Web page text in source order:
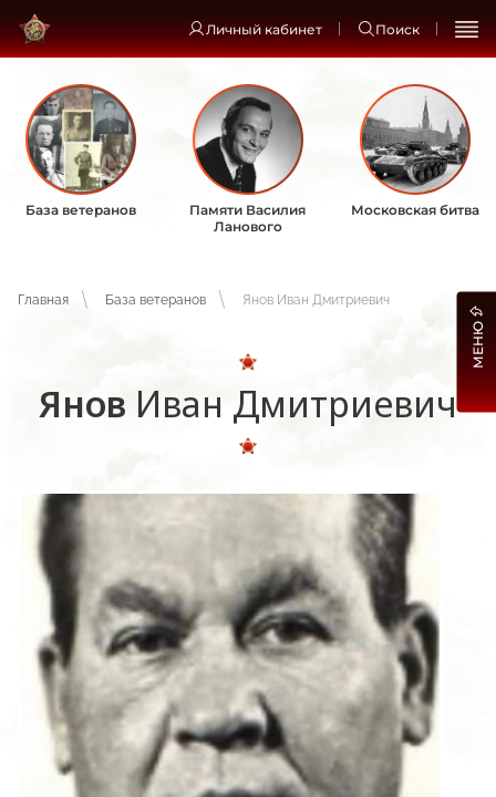
Личный кабинет Поиск
База ветеранов
Памяти Василия
Ланового
Московская битва
Главная База ветеранов Янов Иван Дмитриевич
Янов Иван Дмитриевич
МЕНЮ